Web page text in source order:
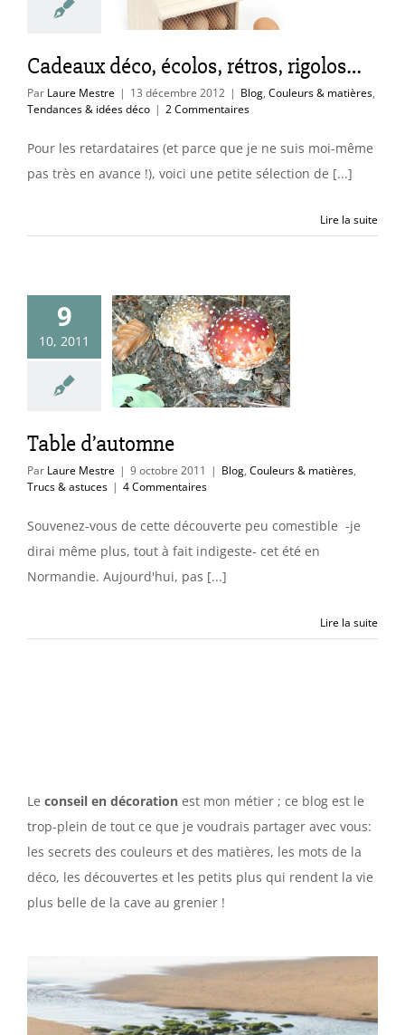
Cadeaux déco, écolos, rétros, rigolos…
Par Laure Mestre | 13 décembre 2012 | Blog, Couleurs & matières,
Tendances & idées déco | 2 Commentaires
Pour les retardataires (et parce que je ne suis moi-même
pas très en avance !), voici une petite sélection de [...]
Lire la suite
9
10, 2011
d’automne
& matières
& astuces
Table d’automne
Par Laure Mestre | 9 octobre 2011 | Blog, Couleurs & matières,
Trucs & astuces | 4 Commentaires
Souvenez-vous de cette découverte peu comestible -je
dirai même plus, tout à fait indigeste- cet été en
Normandie. Aujourd'hui, pas [...]
Lire la suite
Le conseil en décoration est mon métier ; ce blog est le
trop-plein de tout ce que je voudrais partager avec vous:
les secrets des couleurs et des matières, les mots de la
déco, les découvertes et les petits plus qui rendent la vie
plus belle de la cave au grenier !